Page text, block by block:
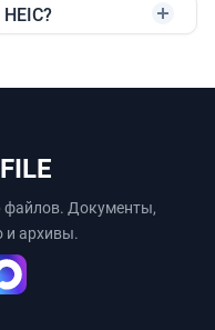
файлов. Документы,
и архивы.